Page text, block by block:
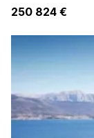
250 824 €